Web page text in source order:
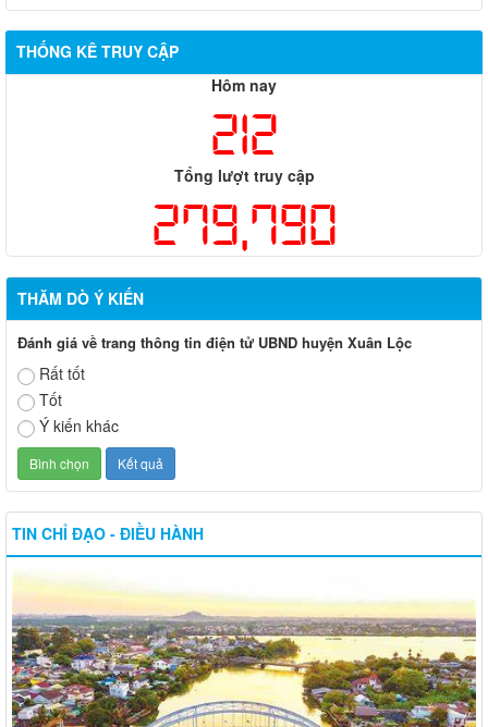
THỐNG KÊ TRUY CẬP
Hôm nay
212
Tổng lượt truy cập
279,790
THĂM DÒ Ý KIẾN
Đánh giá về trang thông tin điện tử UBND huyện Xuân Lộc
Rất tốt
Tốt
Ý kiến khác
TIN CHỈ ĐẠO - ĐIỀU HÀNH